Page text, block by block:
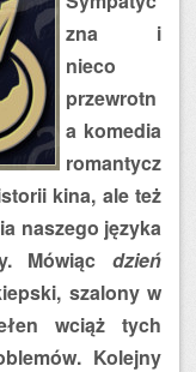
zna i
nieco
przewrotn
a komedia
romantycz
kina, ale też
naszego języka
Mówiąc dzień
szalony w
wciąż tych
Kolejny